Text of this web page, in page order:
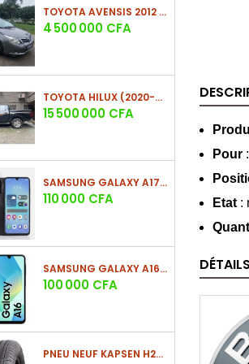
TOYOTA AVENSIS 2012 (PHASE 2)
Prix
4 500 000 CFA
TOYOTA HILUX (2020-2021)
Prix
15 500 000 CFA
SAMSUNG GALAXY A17 (4GO/128GO)
Prix
110 000 CFA
SAMSUNG GALAXY A16 4G (4GO/128GO)
Prix
100 000 CFA
PNEU NEUF KAPSEN H202 225/60 R18 100H
Pour :
Etat :